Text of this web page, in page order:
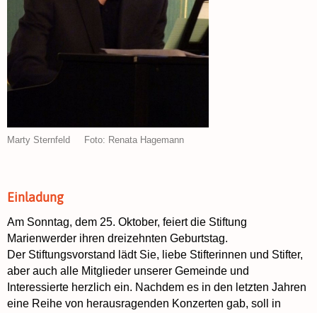
Marty Sternfeld Foto: Renata Hagemann
Einladung
Am Sonntag, dem 25. Oktober, feiert die Stiftung
Marienwerder ihren dreizehnten Geburtstag.
Der Stiftungsvorstand lädt Sie, liebe Stifterinnen und Stifter,
aber auch alle Mitglieder unserer Gemeinde und
Interessierte herzlich ein. Nachdem es in den letzten Jahren
eine Reihe von herausragenden Konzerten gab, soll in